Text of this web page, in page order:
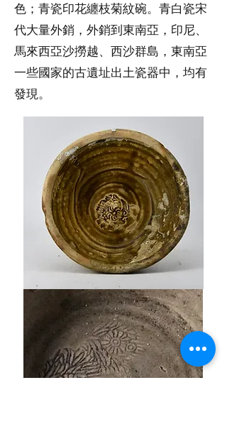
色；青瓷印花纏枝菊紋碗。青白瓷宋
代大量外銷，外銷到東南亞，印尼、
馬來西亞沙撈越、西沙群島，東南亞
一些國家的古遺址出土瓷器中，均有
發現。